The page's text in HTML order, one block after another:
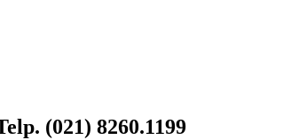
(021) 8260.1199